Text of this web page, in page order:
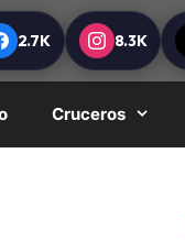
2.7K 8.3K
Cruceros